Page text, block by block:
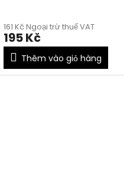
161 Kč Ngoại trừ thuế VAT
195 Kč
Thêm vào giỏ hàng